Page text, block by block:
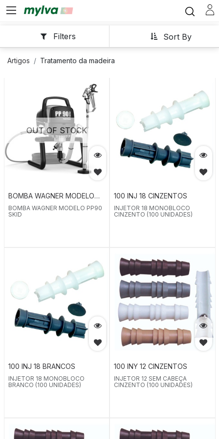
Sort By
Filters
Artigos Tratamento da madeira
OUT OF STOCK
BOMBA WAGNER MODELO
PP90 SKID
BOMBA WAGNER MODELO PP90
SKID
100 INJ 18 CINZENTOS
INJETOR 18 MONOBLOCO
CINZENTO (100 UNIDADES)
100 INJ 18 BRANCOS
INJETOR 18 MONOBLOCO
BRANCO (100 UNIDADES)
100 INY 12 CINZENTOS
INJETOR 12 SEM CABEÇA
CINZENTO (100 UNIDADES)